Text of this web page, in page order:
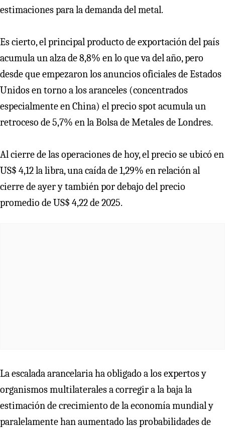
estimaciones para la demanda del metal.
Es cierto, el principal producto de exportación del país
acumula un alza de 8,8% en lo que va del año, pero
desde que empezaron los anuncios oficiales de Estados
Unidos en torno a los aranceles (concentrados
especialmente en China) el precio spot acumula un
retroceso de 5,7% en la Bolsa de Metales de Londres.
Al cierre de las operaciones de hoy, el precio se ubicó en
US$ 4,12 la libra, una caída de 1,29% en relación al
cierre de ayer y también por debajo del precio
promedio de US$ 4,22 de 2025.
La escalada arancelaria ha obligado a los expertos y
organismos multilaterales a corregir a la baja la
estimación de crecimiento de la economía mundial y
paralelamente han aumentado las probabilidades de